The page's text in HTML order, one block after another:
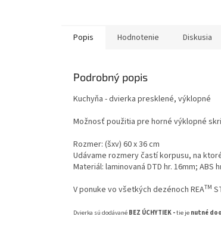
Popis Hodnotenie Diskusia
Podrobný popis
Kuchyňa - dvierka presklené, výklopné
Možnosť použitia pre horné výklopné
Rozmer: (šxv) 60 x 36 cm
Udávame rozmery častí korpusu, na
Materiál: laminovaná DTD hr. 16mm; ABS
V ponuke vo všetkých dezénoch REATM
Dvierka sú dodávané BEZ ÚCHYTIEK -tie je nutné